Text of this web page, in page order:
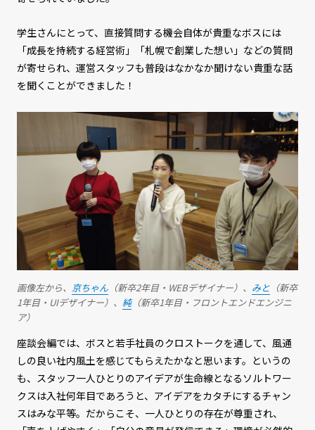
学生さんにとって、直接質問する機会自体が貴重なボスには
「成長を持続する経営術」「札幌で創業した想い」などの質問
が寄せられ、運営スタッフも普段はなかなか聞けない貴重な話
を聞くことができました！
画像左から、 京ちゃん（新卒2年目・WEBデザイナー）、 みと（新卒
1年目・UIデザイナー）、 純（新卒1年目・フロントエンドエンジニ
ア）
座談会編では、ボスと若手社員のクロストークを通して、風通
しの良い社内風土を感じてもらえたかなと思います。というの
も、スタッフ一人ひとりのアイデアが生命線となるソルトワー
クスは入社何年目であろうと、アイデアをカタチにするチャン
スはみな平等。だからこそ、一人ひとりの存在が尊重され、